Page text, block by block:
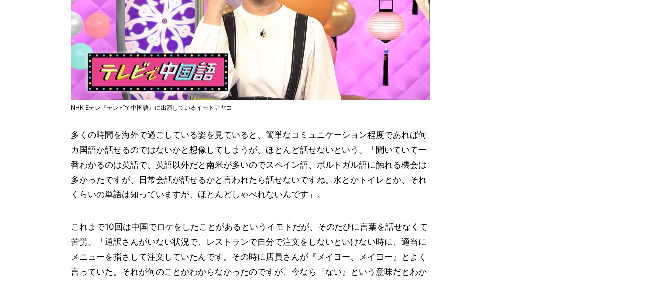
NHK Eテレ『テレビで中国語』に出演しているイモトアヤコ
多くの時間を海外で過ごしている姿を見ていると、簡単なコミュニケーション程度であれば何
カ国語か話せるのではないかと想像してしまうが、ほとんど話せないという。「聞いていて一
番わかるのは英語で、英語以外だと南米が多いのでスペイン語、ポルトガル語に触れる機会は
多かったですが、日常会話が話せるかと言われたら話せないですね。水とかトイレとか、それ
くらいの単語は知っていますが、ほとんどしゃべれないんです」。
これまで10回は中国でロケをしたことがあるというイモトだが、そのたびに言葉を話せなくて
苦労。「通訳さんがいない状況で、レストランで自分で注文をしないといけない時に、適当に
メニューを指さして注文していたんです。その時に店員さんが『メイヨー、メイヨー』とよく
言っていた。それが何のことかわからなかったのですが、今なら『ない』という意味だとわか